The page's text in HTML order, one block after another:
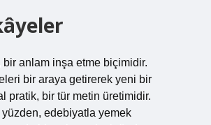
bir anlam inşa etme biçimidir.
bir araya getirerek yeni bir
pratik, bir tür metin üretimidir.
yüzden, edebiyatla yemek